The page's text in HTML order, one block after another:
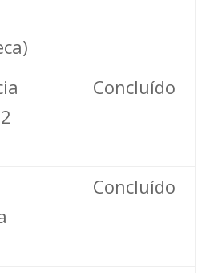
Concluído
Concluído